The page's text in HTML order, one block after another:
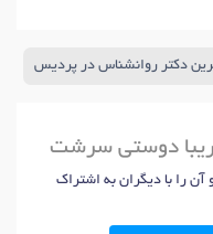
دکتر روانشناس در پردیس
دوستی سرشت
آن را با دیگران به اشتراک